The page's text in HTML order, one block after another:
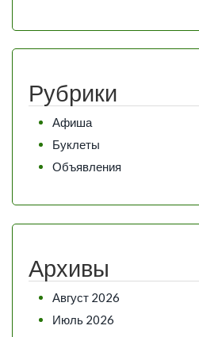
Рубрики
Афиша
Буклеты
Объявления
Архивы
Август 2026
Июль 2026